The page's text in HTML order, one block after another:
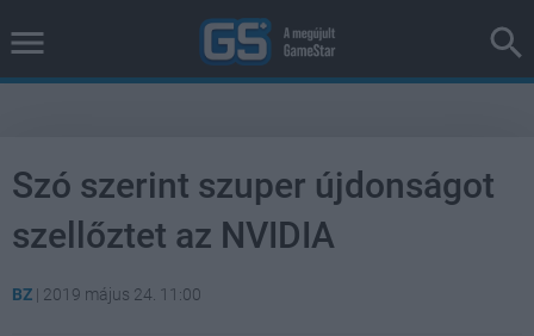
Szó szerint szuper újdonságot
szellőztet az NVIDIA
BZ | 2019 május 24. 11:00